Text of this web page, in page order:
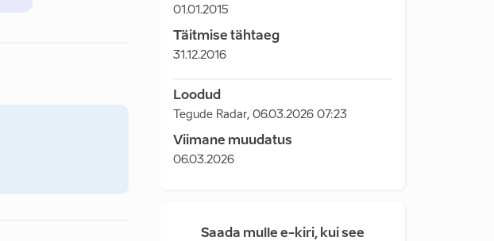
01.01.2015
Täitmise tähtaeg
31.12.2016
Loodud
Tegude Radar, 06.03.2026 07:23
Viimane muudatus
06.03.2026
Saada mulle e-kiri, kui see